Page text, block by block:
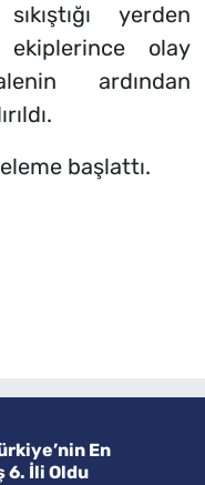
yerden
ekiplerince olay
ardından
başlattı.
En
6. İli Oldu